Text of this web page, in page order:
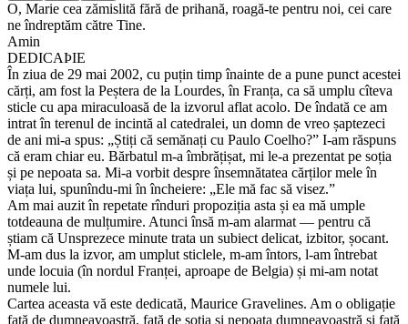
O, Marie cea zămislită fără de prihană, roagă-te pentru noi, cei care
ne îndreptăm către Tine.
Amin
DEDICAÞIE
În ziua de 29 mai 2002, cu puțin timp înainte de a pune punct acestei
cărți, am fost la Peștera de la Lourdes, în Franța, ca să umplu cîteva
sticle cu apa miraculoasă de la izvorul aflat acolo. De îndată ce am
intrat în terenul de incintă al catedralei, un domn de vreo șaptezeci
de ani mi-a spus: „Știți că semănați cu Paulo Coelho?” I-am răspuns
că eram chiar eu. Bărbatul m-a îmbrățișat, mi le-a prezentat pe soția
și pe nepoata sa. Mi-a vorbit despre însemnătatea cărților mele în
viața lui, spunîndu-mi în încheiere: „Ele mă fac să visez.”
Am mai auzit în repetate rînduri propoziția asta și ea mă umple
totdeauna de mulțumire. Atunci însă m-am alarmat — pentru că
știam că Unsprezece minute trata un subiect delicat, izbitor, șocant.
M-am dus la izvor, am umplut sticlele, m-am întors, l-am întrebat
unde locuia (în nordul Franței, aproape de Belgia) și mi-am notat
numele lui.
Cartea aceasta vă este dedicată, Maurice Gravelines. Am o obligație
față de dumneavoastră, față de soția și nepoata dumneavoastră și față